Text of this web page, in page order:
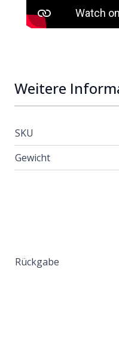
Weitere
SKU
Gewicht
Rückgabe